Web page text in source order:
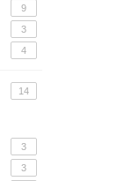
9
3
4
14
3
3